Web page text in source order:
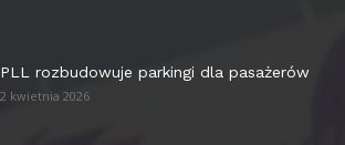
PLL rozbudowuje parkingi dla pasażerów
2 kwietnia 2026